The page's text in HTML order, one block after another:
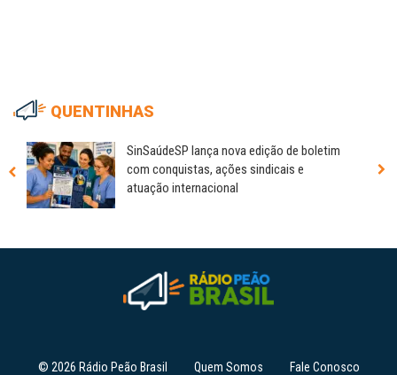
QUENTINHAS
SinSaúdeSP lança nova edição de boletim
com conquistas, ações sindicais e
atuação internacional
© 2026 Rádio Peão Brasil Quem Somos Fale Conosco